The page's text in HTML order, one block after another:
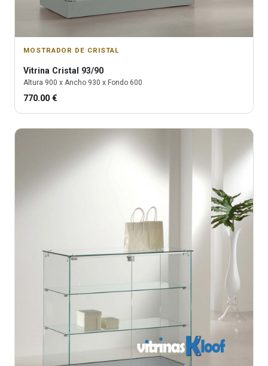
MOSTRADOR DE CRISTAL
Vitrina Cristal 93/90
Altura 900 x Ancho 930 x Fondo 600
770.00 €